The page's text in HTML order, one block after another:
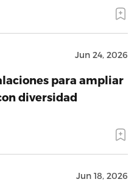
Jun 24, 2026
para ampliar
diversidad
Jun 18, 2026